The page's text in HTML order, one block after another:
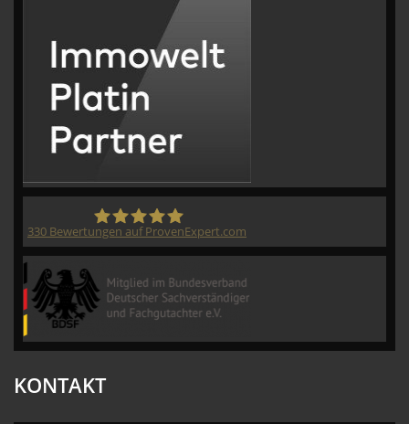
330 Bewertungen auf ProvenExpert.com
KONTAKT